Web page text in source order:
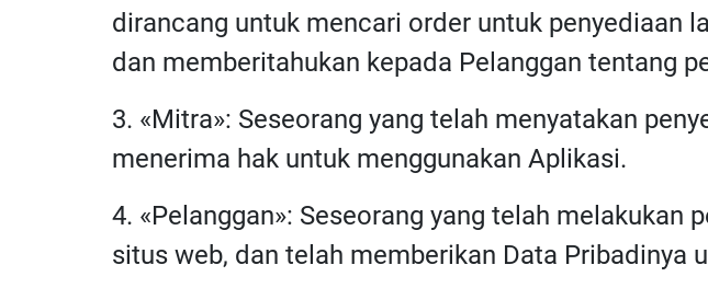
dirancang untuk mencari order untuk penyediaan
dan memberitahukan kepada Pelanggan tentang
3. «Mitra»: Seseorang yang telah menyatakan
menerima hak untuk menggunakan Aplikasi.
4. «Pelanggan»: Seseorang yang telah
situs web, dan telah memberikan Data Pribadinya